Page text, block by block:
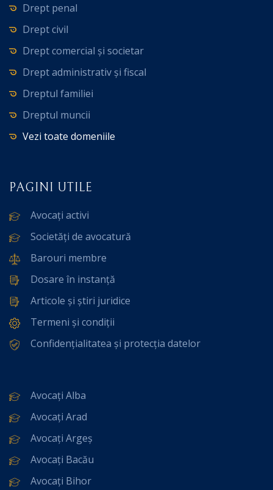
Drept penal
Drept civil
Drept comercial și societar
Drept administrativ și fiscal
Dreptul familiei
Dreptul muncii
Vezi toate domeniile
PAGINI UTILE
Avocați activi
Societăți de avocatură
Barouri membre
Dosare în instanță
Articole și știri juridice
Termeni și condiții
Confidențialitatea și protecția datelor
Avocați Alba
Avocați Arad
Avocați Argeș
Avocați Bacău
Avocați Bihor